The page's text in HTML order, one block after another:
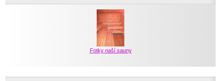
Fotky naší sauny